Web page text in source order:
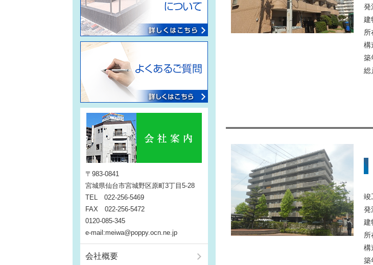
発
建
所
構
築
総
竣
発
建
所
構
築
〒983-0841
宮城県仙台市宮城野区原町3丁目5-28
TEL 022-256-5469
FAX 022-256-5472
0120-085-345
e-mail:meiwa@poppy.ocn.ne.jp
会社概要